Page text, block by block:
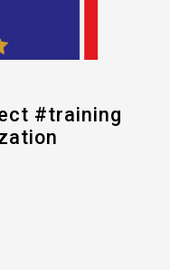
#training